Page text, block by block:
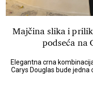
Majčina slika i
podseća na
Elegantna crna
Carys Douglas bude jedna